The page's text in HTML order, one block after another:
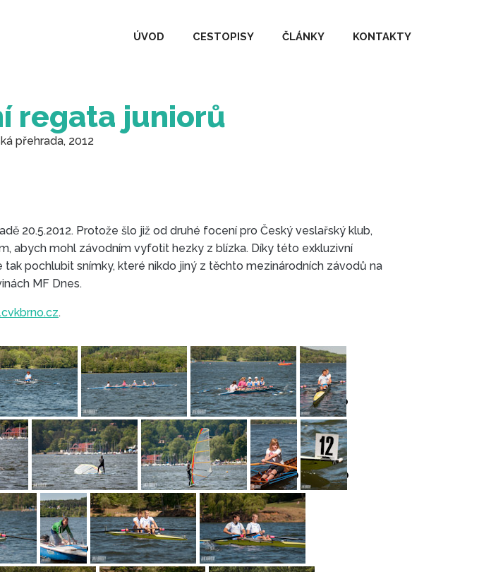
ÚVOD CESTOPISY ČLÁNKY KONTAKTY
regata juniorů
přehrada, 2012
20.5.2012. Protože šlo již od druhé focení pro Český veslařský klub,
abych mohl závodním vyfotit hezky z blízka. Díky této exkluzivní
pochlubit snímky, které nikdo jiný z těchto mezinárodních závodů na
MF Dnes.
.